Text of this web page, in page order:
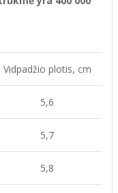
Vidpadžio plotis, cm
5,6
5,7
5,8